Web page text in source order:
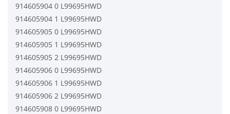
914605904 0 L99695HWD
914605904 1 L99695HWD
914605905 0 L99695HWD
914605905 1 L99695HWD
914605905 2 L99695HWD
914605906 0 L99695HWD
914605906 1 L99695HWD
914605906 2 L99695HWD
914605908 0 L99695HWD